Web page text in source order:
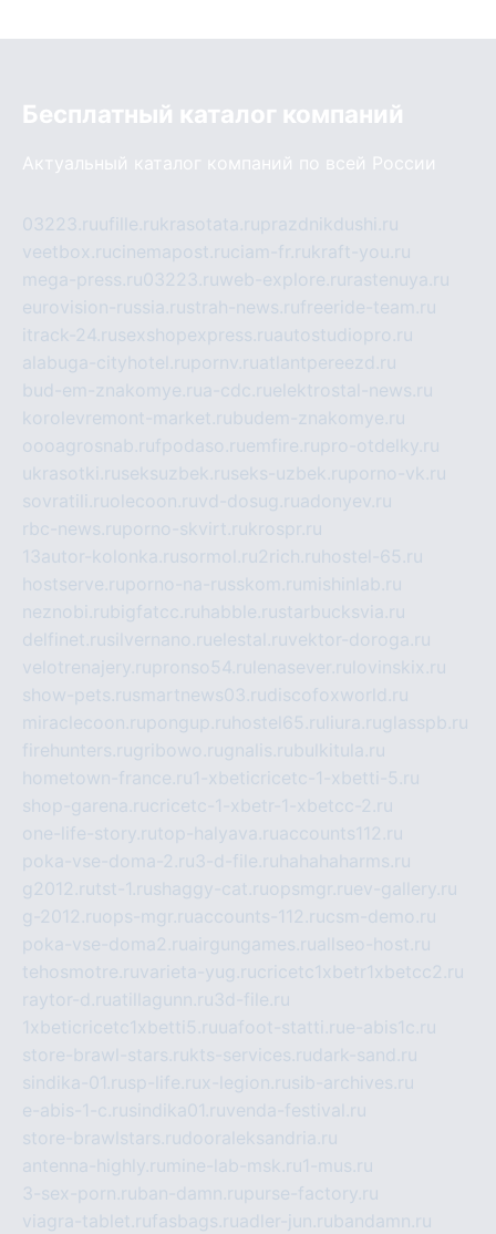
Бесплатный каталог компаний
Актуальный каталог компаний по всей России
03223.ruufille.rukrasotata.ruprazdnikdushi.ru
veetbox.rucinemapost.ruciam-fr.rukraft-you.ru
mega-press.ru03223.ruweb-explore.ru rastenuya.ru
eurovision-russia.rustrah-news.rufreeride-team.ru
itrack-24.rusexshopexpress.ruautostudiopro.ru
alabuga-cityhotel.rupornv.ruatlantpereezd.ru
bud-em-znakomye.rua-cdc.ruelektrostal-news.ru
korolevremont-market.rubudem-znakomye.ru
oooagrosnab.rufpodaso.ruemfire.rupro-otdelky.ru
ukrasotki.ruseksuzbek.ruseks-uzbek.ruporno-vk.ru
sovratili.ruolecoon.ruvd-dosug.ruadonyev.ru
rbc-news.ruporno-skvirt.rukrospr.ru
13autor-kolonka.rusormol.ru2rich.ru hostel-65.ru
hostserve.ruporno-na-russkom.ru mishinlab.ru
neznobi.rubigfatcc.ru habble.rustarbucksvia.ru
delfinet.rusilvernano.ruelestal.ruvektor-doroga.ru
velotrenajery.rupronso54.ru lenasever.ru lovinskix.ru
show-pets.rusmartnews03.rudiscofoxworld.ru
miraclecoon.rupongup.ru hostel65.ru liura.ruglasspb.ru
firehunters.rugribowo.rugnalis.rubulkitula.ru
hometown-france.ru1-xbeticricetc-1-xbetti-5.ru
shop-garena.rucricetc-1-xbetr-1-xbetcc-2.ru
one-life-story.rutop-halyava.ruaccounts112.ru
poka-vse-doma-2.ru3-d-file.ru hahahaharms.ru
g2012.rutst-1.rushaggy-cat.ruopsmgr.ruev-gallery.ru
g-2012.ruops-mgr.ruaccounts-112.rucsm-demo.ru
poka-vse-doma2.ruairgungames.ruallseo-host.ru
tehosmotre.ruvarieta-yug.rucricetc1xbetr1xbetcc2.ru
raytor-d.ruatillagunn.ru3d-file.ru
1xbeticricetc1xbetti5.ruuafoot-statti.rue-abis1c.ru
store-brawl-stars.rukts-services.rudark-sand.ru
sindika-01.rusp-life.rux-legion.rusib-archives.ru
e-abis-1-c.rusindika01.ruvenda-festival.ru
store-brawlstars.rudooraleksandria.ru
antenna-highly.ru mine-lab-msk.ru1-mus.ru
3-sex-porn.ruban-damn.rupurse-factory.ru
viagra-tablet.rufasbags.ruadler-jun.rubandamn.ru